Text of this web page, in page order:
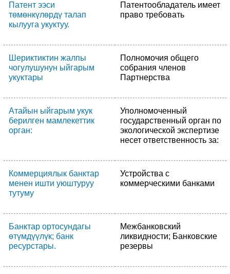
Патент ээси
төмөнкүлөрдү талап
кылууга укуктуу.
Патентообладатель имеет
право требовать
Шериктиктин жалпы
чогулушунун ыйгарым
укуктары
Полномочия общего
собрания членов
Партнерства
Атайын ыйгарым укук
берилген мамлекеттик
орган:
Уполномоченный
государственный орган по
экологической экспертизе
несет ответственность за:
Коммерциялык банктар
менен ишти уюштуруу
тутуму
Устройства с
коммерческими банками
Банктар ортосундагы
өтүмдүүлүк; банк
ресурстары.
Межбанковский
ликвидности; Банковские
резервы